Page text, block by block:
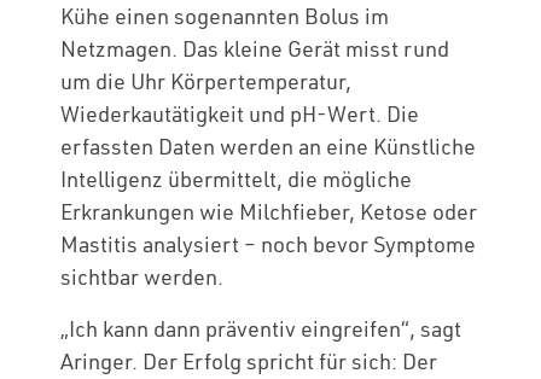
Kühe einen sogenannten Bolus im
Netzmagen. Das kleine Gerät misst rund
um die Uhr Körpertemperatur,
Wiederkautätigkeit und pH-Wert. Die
erfassten Daten werden an eine Künstliche
Intelligenz übermittelt, die mögliche
Erkrankungen wie Milchfieber, Ketose oder
Mastitis analysiert – noch bevor Symptome
sichtbar werden.
„Ich kann dann präventiv eingreifen“, sagt
Aringer. Der Erfolg spricht für sich: Der